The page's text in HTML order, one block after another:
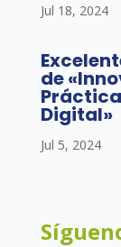
Jul 18, 2024
de
Digital»
Jul 5, 2024